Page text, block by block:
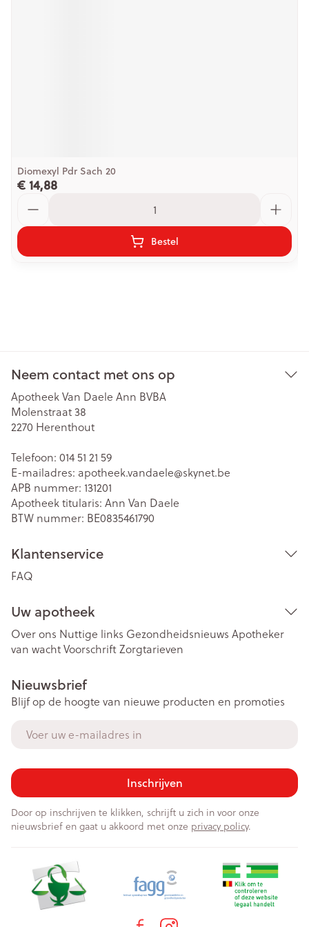
Diomexyl Pdr Sach 20
€ 14,88
Bestel
Neem contact met ons op
Apotheek Van Daele Ann BVBA
Molenstraat 38
2270 Herenthout
Telefoon: 014 51 21 59
E-mailadres: apotheek.vandaele@skynet.be
APB nummer: 131201
Apotheek titularis: Ann Van Daele
BTW nummer: BE0835461790
Klantenservice
FAQ
Uw apotheek
Over ons Nuttige links Gezondheidsnieuws Apotheker
van wachtVoorschriftZorgtarieven
Nieuwsbrief
Blijf op de hoogte van nieuwe producten en promoties
Inschrijven
Door op inschrijven te klikken, schrijft u zich in voor onze
nieuwsbrief en gaat u akkoord met onze privacy policy.